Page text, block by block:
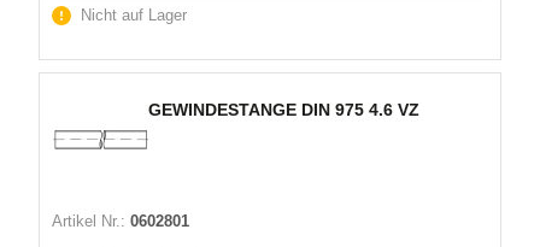
Nicht auf Lager
GEWINDESTANGE DIN 975 4.6 VZ
Artikel Nr.: 0602801